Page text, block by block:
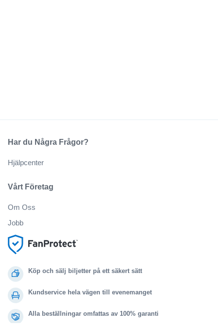
Köp och sälj biljetter på ett säkert sätt
Kundservice hela vägen till evenemanget
Alla beställningar omfattas av 100% garanti
Vårt Företag
Om Oss
Jobb
Har du Några Frågor?
Hjälpcenter